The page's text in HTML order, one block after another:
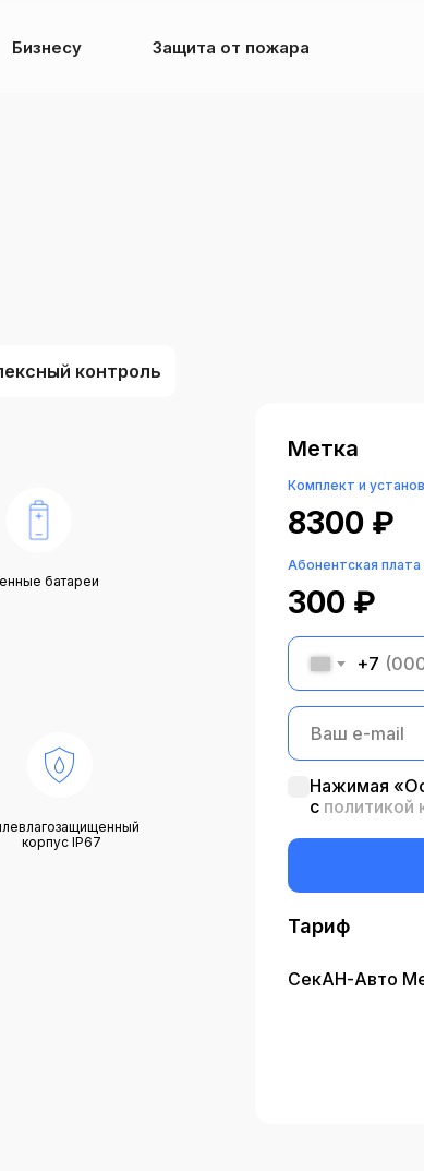
Бизнесу Защита от пожара
контроль
Метка
Комплект и
8300 ₽
Абонентская плата
300 ₽
Тариф
СекАН-Авто
+7
Нажимая
с политикой
батареи
корпус IP67